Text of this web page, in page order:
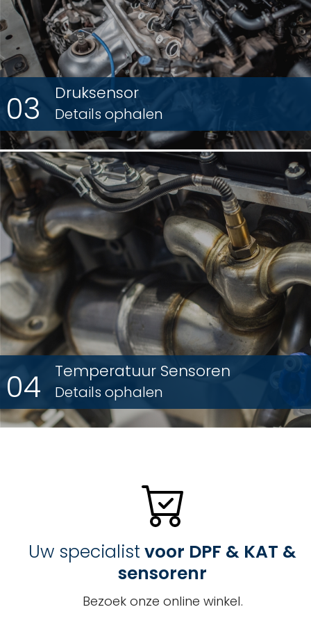
03 Druksensor
Details ophalen
04 Temperatuur Sensoren
Details ophalen
Uw specialist voor DPF & KAT &
sensorenr
Bezoek onze online winkel.